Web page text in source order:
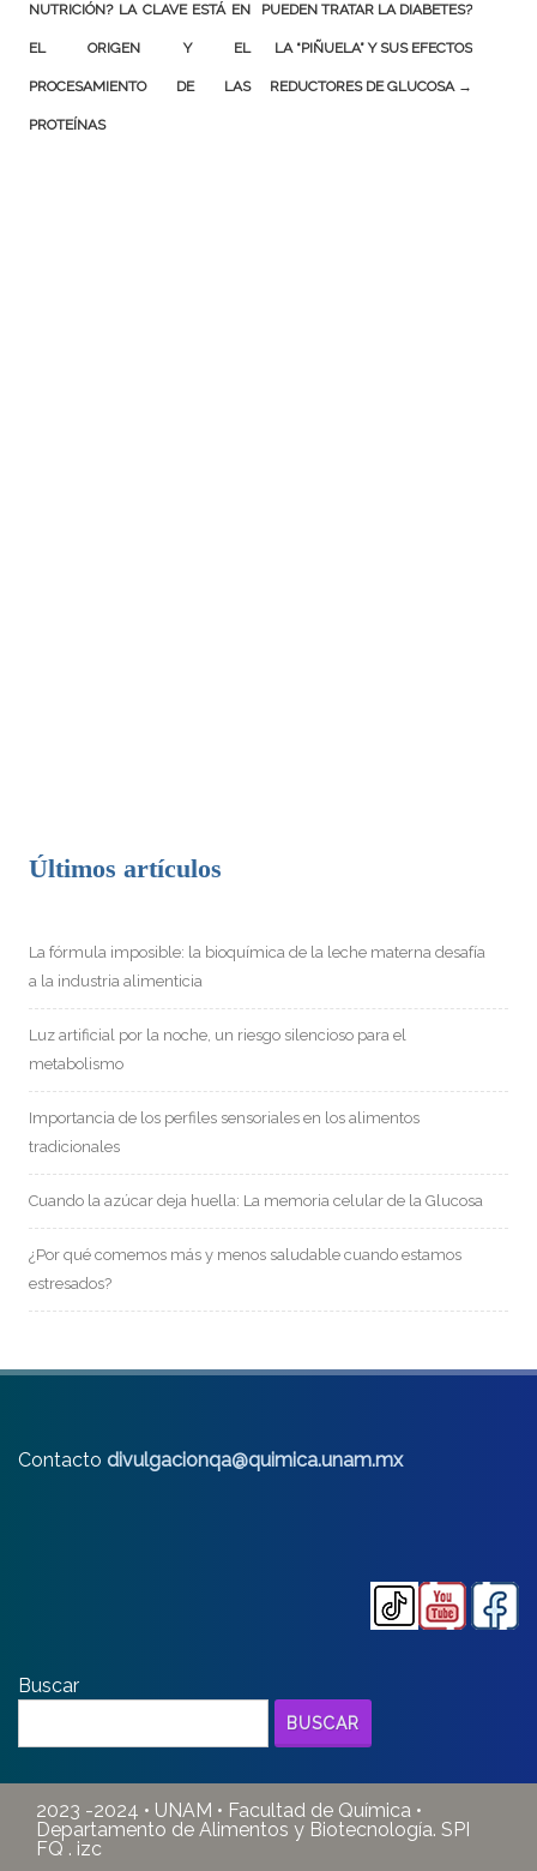
la
NUTRICIÓN? LA CLAVE ESTÁ EN
EL ORIGEN Y EL
PROCESAMIENTO DE LAS
PROTEÍNAS
PUEDEN TRATAR LA DIABETES?
LA “PIÑUELA” Y SUS EFECTOS
REDUCTORES DE GLUCOSA →
Últimos artículos
La fórmula imposible: la bioquímica de la leche materna desafía
a la industria alimenticia
Luz artificial por la noche, un riesgo silencioso para el
metabolismo
Importancia de los perfiles sensoriales en los alimentos
tradicionales
Cuando la azúcar deja huella: La memoria celular de la Glucosa
¿Por qué comemos más y menos saludable cuando estamos
estresados?
Contacto divulgacionqa@quimica.unam.mx
Buscar
BUSCAR
2023 -2024 • UNAM • Facultad de Química •
Departamento de Alimentos y Biotecnología. SPI
FQ . izc